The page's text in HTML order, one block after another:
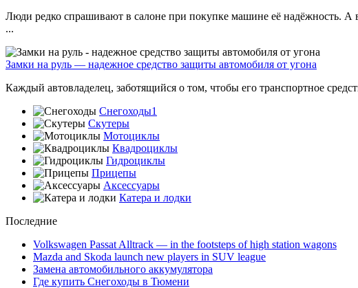
Люди редко спрашивают в салоне при покупке машине её надёжность. А
...
Замки на руль — надежное средство защиты автомобиля от угона
Каждый автовладелец, заботящийся о том, чтобы его транспортное
Снегоходы1
Скутеры
Мотоциклы
Квадроциклы
Гидроциклы
Прицепы
Аксессуары
Катера и лодки
Последние
Volkswagen Passat Alltrack — in the footsteps of high station wagons
Mazda and Skoda launch new players in SUV league
Замена автомобильного аккумулятора
Где купить Снегоходы в Тюмени